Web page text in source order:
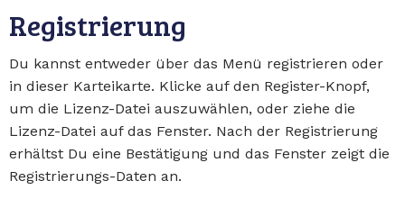
Registrierung
Du kannst entweder über das Menü registrieren oder
in dieser Karteikarte. Klicke auf den Register-Knopf,
um die Lizenz-Datei auszuwählen, oder ziehe die
Lizenz-Datei auf das Fenster. Nach der Registrierung
erhältst Du eine Bestätigung und das Fenster zeigt die
Registrierungs-Daten an.